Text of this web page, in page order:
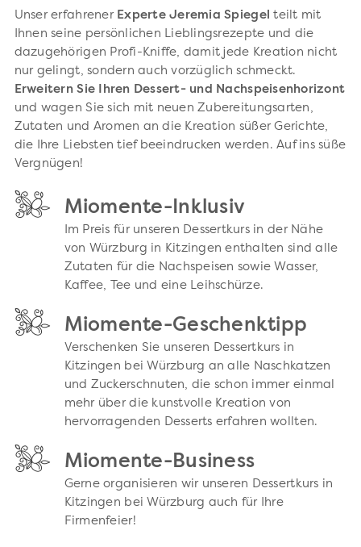
Unser erfahrener Experte Jeremia Spiegel teilt mit
Ihnen seine persönlichen Lieblingsrezepte und die
dazugehörigen Profi-Kniffe, damit jede Kreation nicht
nur gelingt, sondern auch vorzüglich schmeckt.
Erweitern Sie Ihren Dessert- und Nachspeisenhorizont
und wagen Sie sich mit neuen Zubereitungsarten,
Zutaten und Aromen an die Kreation süßer Gerichte,
die Ihre Liebsten tief beeindrucken werden. Auf ins süße
Vergnügen!
Miomente-Inklusiv
Im Preis für unseren Dessertkurs in der Nähe
von Würzburg in Kitzingen enthalten sind alle
Zutaten für die Nachspeisen sowie Wasser,
Kaffee, Tee und eine Leihschürze.
Miomente-Geschenktipp
Verschenken Sie unseren Dessertkurs in
Kitzingen bei Würzburg an alle Naschkatzen
und Zuckerschnuten, die schon immer einmal
mehr über die kunstvolle Kreation von
hervorragenden Desserts erfahren wollten.
Miomente-Business
Gerne organisieren wir unseren Dessertkurs in
Kitzingen bei Würzburg auch für Ihre
Firmenfeier!